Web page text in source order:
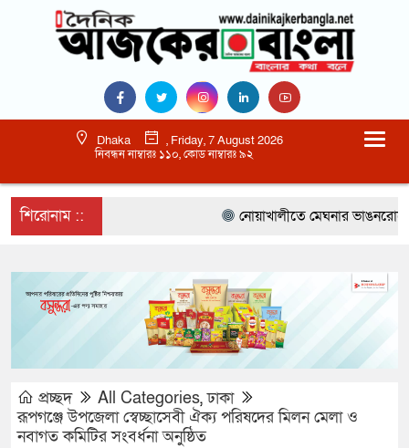
Dhaka
, Friday, 7 August 2026
নিবন্ধন নাম্বারঃ ১১০, কোড নাম্বারঃ ৯২
শিরোনাম :: নোয়াখালীতে মেঘনার ভাঙনরোধে
প্রচ্ছদ All Categories,ঢাকা
রূপগঞ্জে উপজেলা স্বেচ্ছাসেবী ঐক্য পরিষদের মিলন মেলা ও
নবাগত কমিটির সংবর্ধনা অনুষ্ঠিত